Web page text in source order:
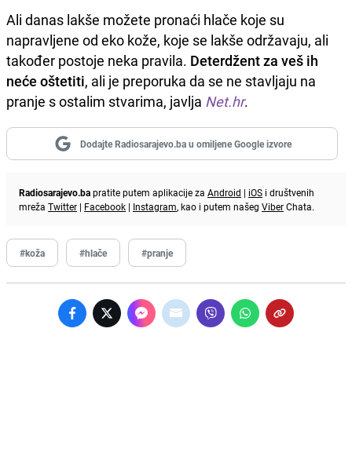
Ali danas lakše možete pronaći hlače koje su
napravljene od eko kože, koje se lakše održavaju, ali
također postoje neka pravila. Deterdžent za veš ih
neće oštetiti, ali je preporuka da se ne stavljaju na
pranje s ostalim stvarima, javlja Net.hr.
Dodajte Radiosarajevo.ba u omiljene Google izvore
Radiosarajevo.bapratite putem aplikacije za Android | iOS i društvenih
mreža Twitter | Facebook | Instagram, kao i putem našeg ViberChata.
#koža #hlače #pranje